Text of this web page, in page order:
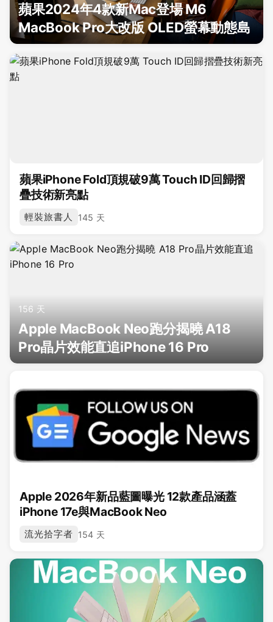
蘋果2024年4款新Mac登場 M6
MacBook Pro大改版 OLED螢幕動態島
蘋果iPhone Fold頂規破9萬 Touch ID回歸摺
疊技術新亮點
輕裝旅書人 145 天
156 天
Apple MacBook Neo跑分揭曉 A18
Pro晶片效能直追iPhone 16 Pro
Apple 2026年新品藍圖曝光 12款產品涵蓋
iPhone 17e與MacBook Neo
流光拾字者 154 天